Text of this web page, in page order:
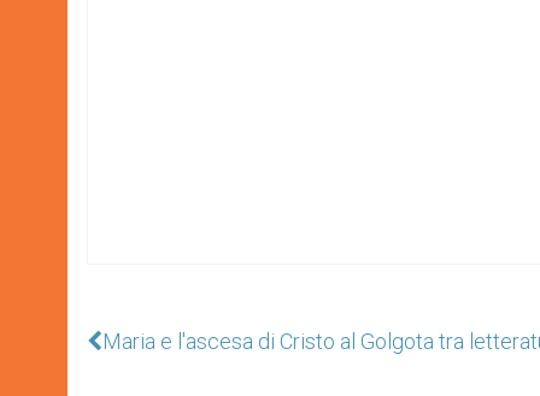
Maria e l'ascesa di Cristo al Golgota tra